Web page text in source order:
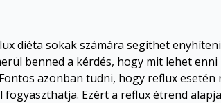
diéta sokak számára segíthet
benned a kérdés, hogy mit lehet
azonban tudni, hogy reflux esetén
Ezért a reflux étrend